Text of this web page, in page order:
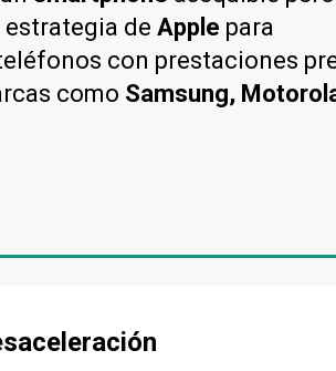
de Apple para
con prestaciones
como Samsung,